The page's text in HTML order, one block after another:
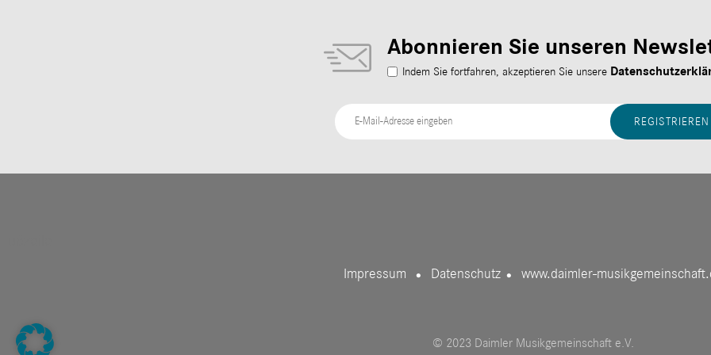
Abonnieren Sie unseren
Indem Sie fortfahren, akzeptieren Sie unsere
Impressum ● Datenschutz ● www.daimler-
© 2023 Daimler Musikgemeinschaft e.V.